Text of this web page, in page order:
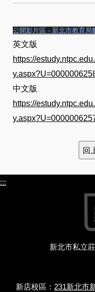
公開影片區 - 新北市教育局
英文版
https://
中文版
https://
:::
新北市私立
新店校區： 231新北市